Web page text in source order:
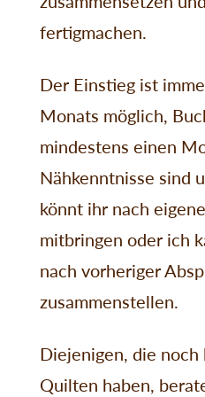
fertigmachen.
Der Einstieg ist
Monats möglich,
mindestens einen
Nähkenntnisse sind
könnt ihr nach
mitbringen oder ich
nach vorheriger
zusammenstellen.
Diejenigen, die noch
Quilten haben,